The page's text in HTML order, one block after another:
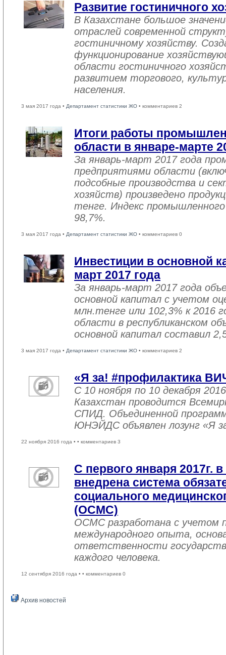
Развитие гостиничного
В Казахстане большое
отраслей современной
гостиничному хозяйству.
функционирование
области гостиничного
развитием торгового,
населения.
3 мая 2017 года • Департамент статистики ЖО • комментариев 2
Итоги работы
области в январе-марте
За январь-март 2017 года
предприятиями области
подсобные производства и
хозяйств) произведено
тенге. Индекс
98,7%.
3 мая 2017 года • Департамент статистики ЖО • комментариев 0
Инвестиции в основной
март 2017 года
За январь-март 2017 года
основной капитал с учетом
млн.тенге или 102,3% к 2016
области в республиканском
основной капитал составил
3 мая 2017 года • Департамент статистики ЖО • комментариев 2
«Я за! #профилактика
С 10 ноября по 10 декабря
Казахстан проводится
СПИД. Объединенной
ЮНЭЙДС объявлен лозунг «Я
22 ноября 2016 года • • комментариев 3
С первого января 2017г.
внедрена система
социального
(ОСМС)
ОСМС разработана с учетом
международного опыта,
ответственности
каждого человека.
12 сентября 2016 года • • комментариев 0
Архив новостей